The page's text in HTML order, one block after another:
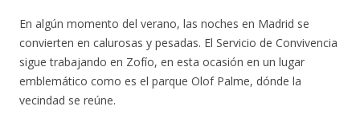
En algún momento del verano, las noches en Madrid se
convierten en calurosas y pesadas. El Servicio de Convivencia
sigue trabajando en Zofío, en esta ocasión en un lugar
emblemático como es el parque Olof Palme, dónde la
vecindad se reúne.